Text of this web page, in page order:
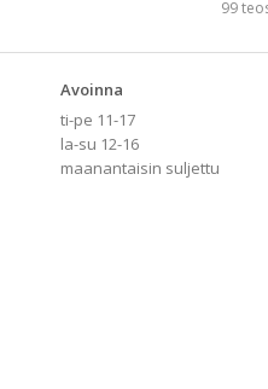
99
Avoinna
ti-pe 11-17
la-su 12-16
maanantaisin suljettu